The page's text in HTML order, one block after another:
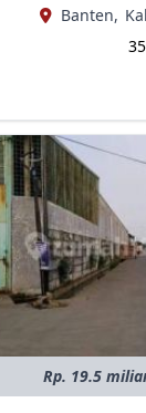
Banten,
Rp. 19.5